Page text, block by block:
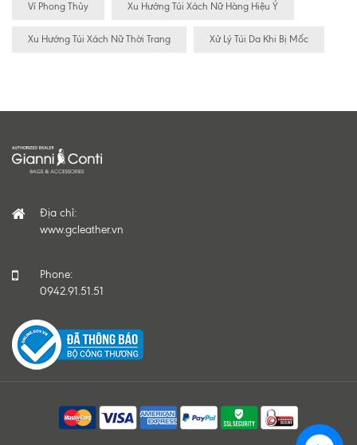
Ví Phong Thủy Xu Hướng Túi Xách Nữ Hàng Hiệu Ý
Xu Hướng Túi Xách Nữ Thời Trang Xử Lý Túi Da Khi Bị Mốc
Địa chỉ:
www.gcleather.vn
Phone:
0942.91.51.51